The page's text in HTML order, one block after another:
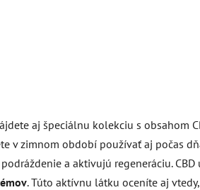
aj špeciálnu kolekciu s obsahom
v zimnom období používať aj počas
a aktivujú regeneráciu. CBD
. Túto aktívnu látku oceníte aj